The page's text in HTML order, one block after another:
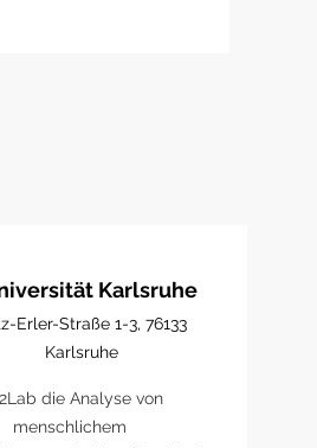
Karlsruhe
Erler-Straße 1-3, 76133
Karlsruhe
die Analyse von
menschlichem